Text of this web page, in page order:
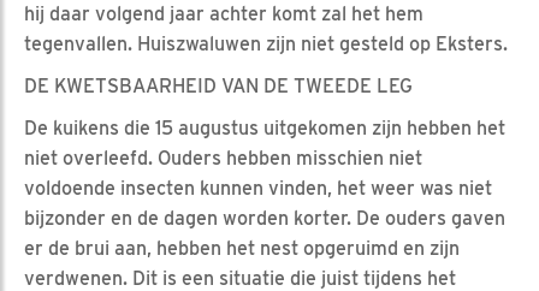
hij daar volgend jaar achter komt zal het hem
tegenvallen. Huiszwaluwen zijn niet gesteld op Eksters.
DE KWETSBAARHEID VAN DE TWEEDE LEG
De kuikens die 15 augustus uitgekomen zijn hebben het
niet overleefd. Ouders hebben misschien niet
voldoende insecten kunnen vinden, het weer was niet
bijzonder en de dagen worden korter. De ouders gaven
er de brui aan, hebben het nest opgeruimd en zijn
verdwenen. Dit is een situatie die juist tijdens het